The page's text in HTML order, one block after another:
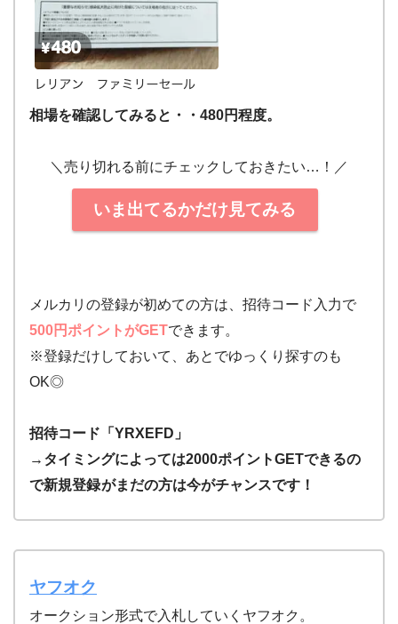
相場を確認してみると・・480円程度。
＼売り切れる前にチェックしておきたい…！／
いま出てるかだけ見てみる
メルカリの登録が初めての方は、招待コード入力で
500円ポイントがGETできます。
※登録だけしておいて、あとでゆっくり探すのも
OK◎
招待コード「YRXEFD」
→タイミングによっては2000ポイントGETできるの
で新規登録がまだの方は今がチャンスです！
ヤフオク
オークション形式で入札していくヤフオク。